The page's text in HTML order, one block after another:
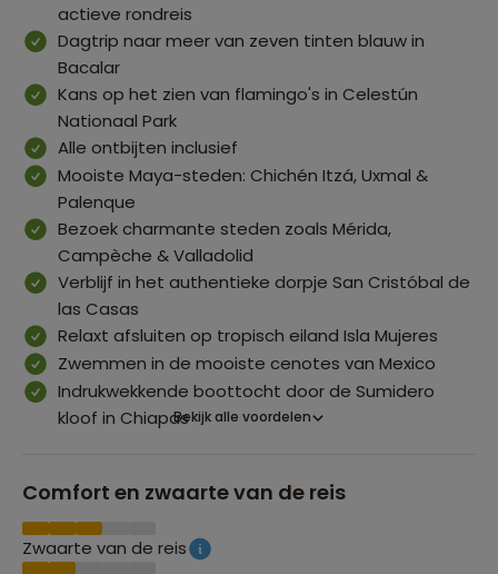
actieve rondreis
Dagtrip naar meer van zeven tinten blauw in
Bacalar
Kans op het zien van flamingo's in Celestún
Nationaal Park
Alle ontbijten inclusief
Mooiste Maya-steden: Chichén Itzá, Uxmal &
Palenque
Bezoek charmante steden zoals Mérida,
Campèche & Valladolid
Verblijf in het authentieke dorpje San Cristóbal de
las Casas
Relaxt afsluiten op tropisch eiland Isla Mujeres
Zwemmen in de mooiste cenotes van Mexico
Indrukwekkende boottocht door de Sumidero
kloof in ChiapasBekijk alle voordelen
Comfort en zwaarte van de reis
Zwaarte van de reis